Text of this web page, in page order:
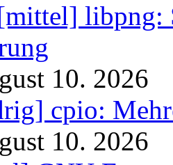
libpng:
10. 2026
cpio:
10. 2026